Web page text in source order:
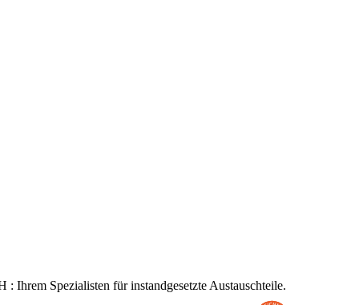
Ihrem Spezialisten für instandgesetzte Austauschteile.